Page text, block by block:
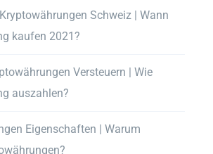
Schweiz | Wann
kaufen 2021?
Versteuern | Wie
auszahlen?
Eigenschaften | Warum